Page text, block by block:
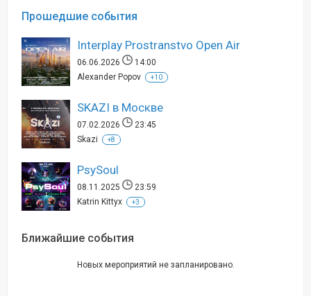
Прошедшие события
Interplay Prostranstvo Open Air
06.06.2026
14:00
Alexander Popov
+10
SKAZI в Москве
07.02.2026
23:45
Skazi
+8
PsySoul
08.11.2025
23:59
Katrin Kittyx
+3
Ближайшие события
Новых мероприятий не запланировано.